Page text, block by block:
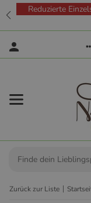
Reduzierte
Zurück zur Liste